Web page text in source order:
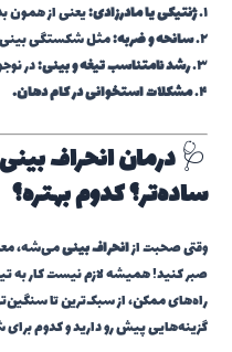
۱. ژنتیکی یا مادرزادی:یعنی از همون
۲. سانحه و ضربه:مثل شکستگی بینی
۳. رشد نامتناسب تیغه و بینی:در
۴. مشکلات استخوانی در کام دهان.
🩺درمان انحراف
ساده‌تر؟ کدوم بهتره؟
وقتی صحبت ازانحراف بینیمی‌شه،
صبر کنید! همیشه لازم نیست کار به
راه‌های ممکن، از سبک‌ترین تا
گزینه‌هایی پیش رو دارید و کدوم